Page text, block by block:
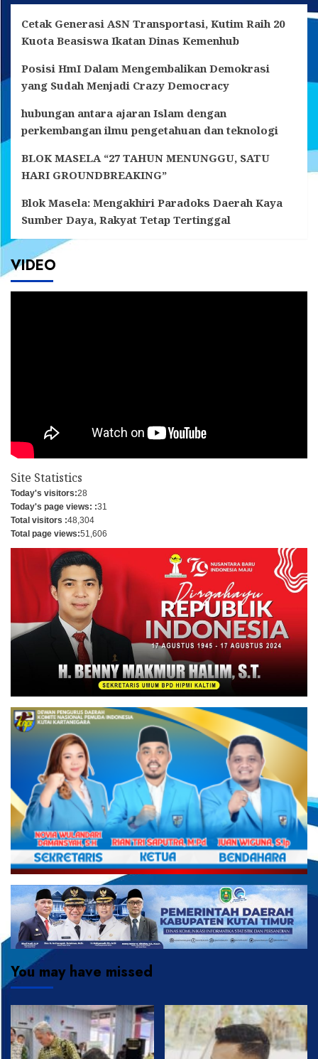
Cetak Generasi ASN Transportasi, Kutim Raih 20
Kuota Beasiswa Ikatan Dinas Kemenhub
Posisi HmI Dalam Mengembalikan Demokrasi
yang Sudah Menjadi Crazy Democracy
hubungan antara ajaran Islam dengan
perkembangan ilmu pengetahuan dan teknologi
BLOK MASELA “27 TAHUN MENUNGGU, SATU
HARI GROUNDBREAKING”
Blok Masela: Mengakhiri Paradoks Daerah Kaya
Sumber Daya, Rakyat Tetap Tertinggal
VIDEO
Site Statistics
Today's visitors:28
Today's page views: :31
Total visitors :48,304
Total page views:51,606
You may have missed